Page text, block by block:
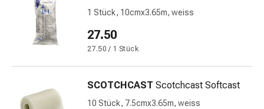
&
Kreislauf
Herztherapie
Kreislaufbeschwerden
Rauchstopp
1 Stück, 10cmx3.65m, weiss
27.50
27.50 / 1 Stück
SCOTCHCAST Scotchcast Softcast
10 Stück, 7.5cmx3.65m, weiss